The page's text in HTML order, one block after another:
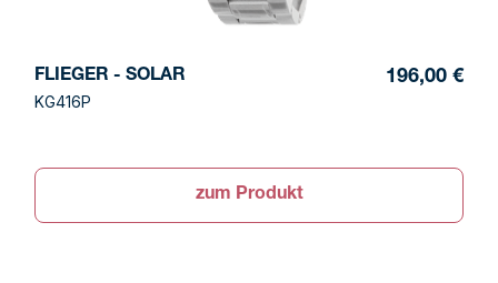
FLIEGER - SOLAR
KG416P
196,00 €
zum Produkt